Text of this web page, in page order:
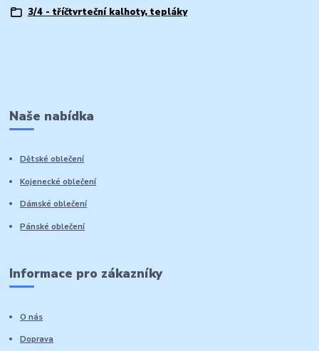
3/4 - tříčtvrteční kalhoty, tepláky
Naše nabídka
Dětské oblečení
Kojenecké oblečení
Dámské oblečení
Pánské oblečení
Informace pro zákazníky
O nás
Doprava